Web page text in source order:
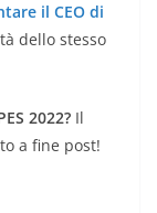
il CEO di
dello stesso
2022? Il
a fine post!